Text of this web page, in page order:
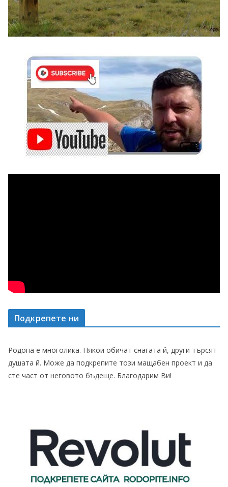
Подкрепете ни
Родопа е многолика. Някои обичат снагата й, други търсят
душата й. Може да подкрепите този мащабен проект и да
сте част от неговото бъдеще. Благодарим Ви!